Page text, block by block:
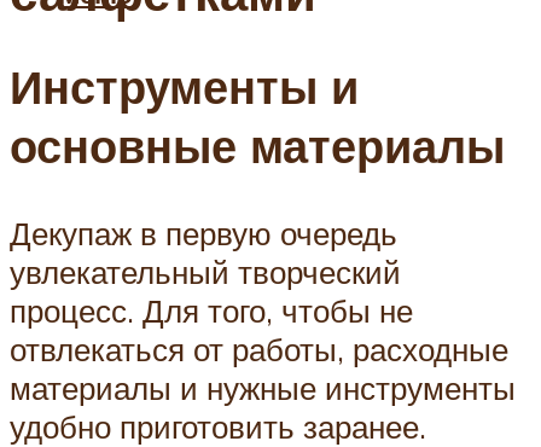
Инструменты и
основные материалы
Декупаж в первую очередь
увлекательный творческий
процесс. Для того, чтобы не
отвлекаться от работы, расходные
материалы и нужные инструменты
удобно приготовить заранее.